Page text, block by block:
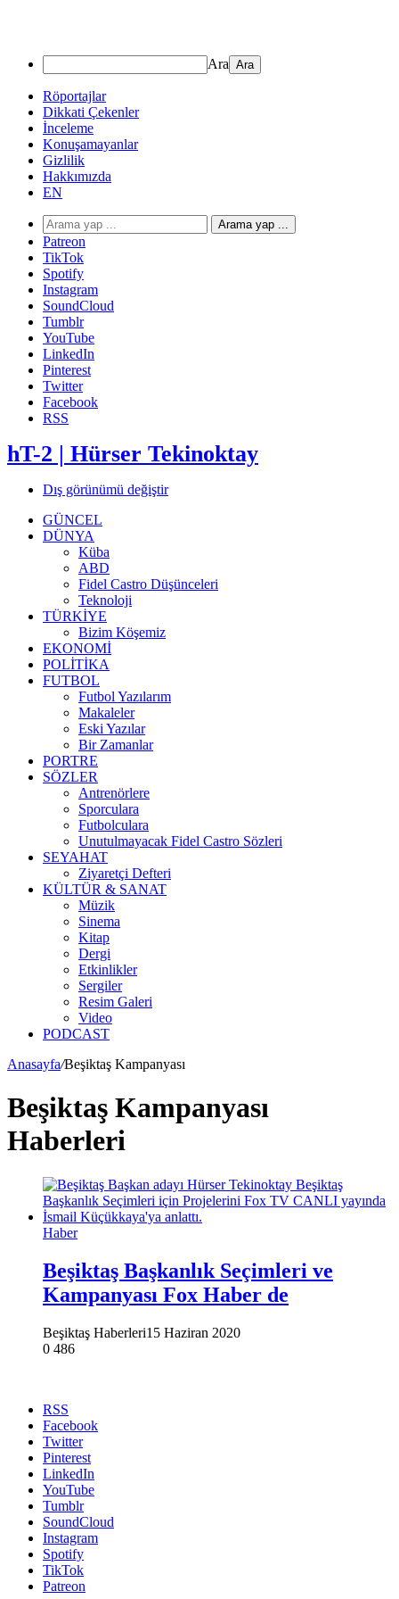
Ara
Röportajlar
Dikkati Çekenler
İnceleme
Konuşamayanlar
Gizlilik
Hakkımızda
EN
Arama yap ...
Patreon
TikTok
Spotify
Instagram
SoundCloud
Tumblr
YouTube
LinkedIn
Pinterest
Twitter
Facebook
RSS
hT-2 | Hürser Tekinoktay
Dış görünümü değiştir
GÜNCEL
DÜNYA
Küba
ABD
Fidel Castro Düşünceleri
Teknoloji
TÜRKİYE
Bizim Köşemiz
EKONOMİ
POLİTİKA
FUTBOL
Futbol Yazılarım
Makaleler
Eski Yazılar
Bir Zamanlar
PORTRE
SÖZLER
Antrenörlere
Sporculara
Futbolculara
Unutulmayacak Fidel Castro Sözleri
SEYAHAT
Ziyaretçi Defteri
KÜLTÜR & SANAT
Müzik
Sinema
Kitap
Dergi
Etkinlikler
Sergiler
Resim Galeri
Video
PODCAST
Anasayfa/Beşiktaş Kampanyası
Beşiktaş Kampanyası
Haberleri
Haber
Beşiktaş Başkanlık Seçimleri ve
Kampanyası Fox Haber de
Beşiktaş Haberleri15 Haziran 2020
0 486
RSS
Facebook
Twitter
Pinterest
LinkedIn
YouTube
Tumblr
SoundCloud
Instagram
Spotify
TikTok
Patreon